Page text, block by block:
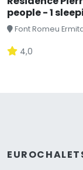
people - 1
Font Romeu
4,0